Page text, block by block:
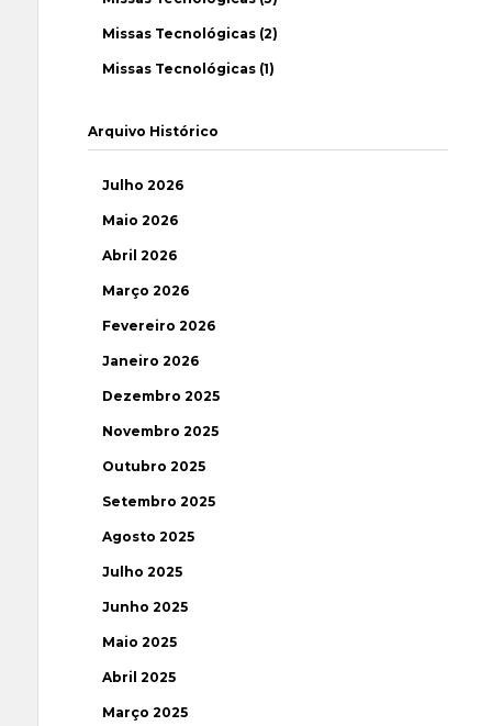
Missas Tecnológicas (2)
Missas Tecnológicas (1)
Arquivo Histórico
Julho 2026
Maio 2026
Abril 2026
Março 2026
Fevereiro 2026
Janeiro 2026
Dezembro 2025
Novembro 2025
Outubro 2025
Setembro 2025
Agosto 2025
Julho 2025
Junho 2025
Maio 2025
Abril 2025
Março 2025